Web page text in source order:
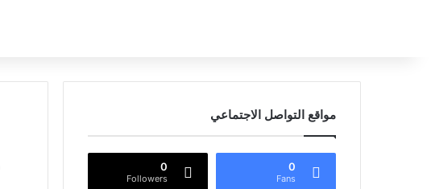
مواقع التواصل الاجتماعي
0
Fans
0
Followers